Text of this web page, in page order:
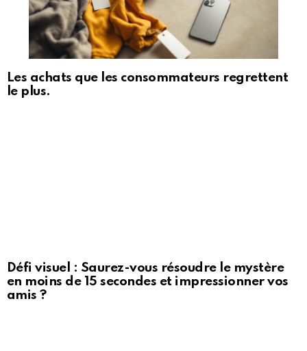
Les achats que les consommateurs regrettent
le plus.
Défi visuel : Saurez-vous résoudre le mystère
en moins de 15 secondes et impressionner vos
amis ?